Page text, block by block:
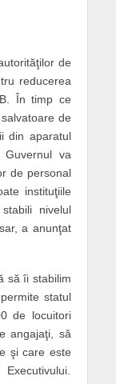
de
reducerea
În timp ce
de
din aparatul
va
de personal
instituţiile
nivelul
a anunţat
să îi stabilim
statul
de locuitori
angajaţi, să
şi care este